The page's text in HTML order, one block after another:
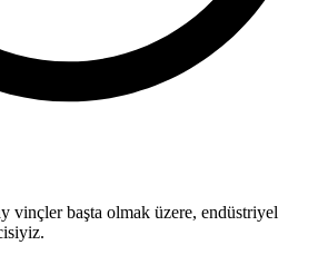
vinçler başta olmak üzere, endüstriyel